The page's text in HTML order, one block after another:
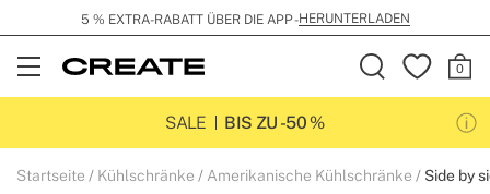
5 % EXTRA-RABATT ÜBER DIE APP -HERUNTERLADEN
Open
Menu
SALE
BIS ZU -50 %
Startseite Kühlschränke Amerikanische Kühlschränke Side by